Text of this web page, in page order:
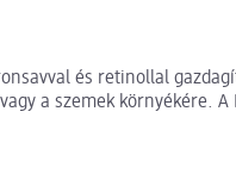
és retinollal
a szemek környékére.